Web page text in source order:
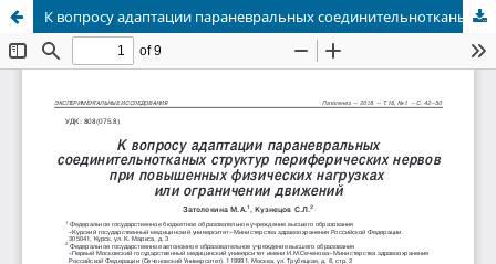
К вопросу адаптации параневральных соединительнотканых структур периферических нервов при повышенных физических нагрузках или ограничении движений